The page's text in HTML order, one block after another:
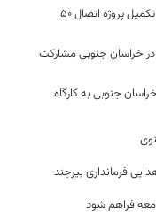
مساعدت ستاد اجرایی فرمان حضرت امام(ره) برای تکمیل پروژه اتصال 50
در خراسان جنوبی مشارکت
جنوبی به کارگاه
فرمانداری بیرجند
فراهم شود